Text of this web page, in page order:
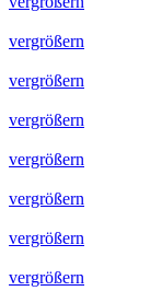
vergrößern
vergrößern
vergrößern
vergrößern
vergrößern
vergrößern
vergrößern